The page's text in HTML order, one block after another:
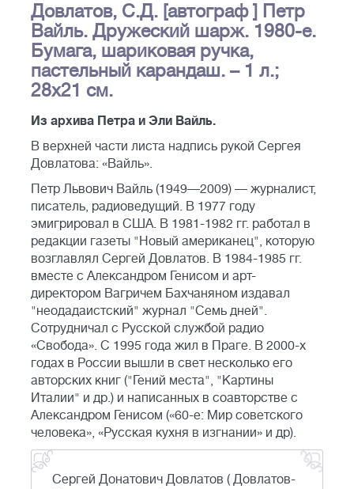
Довлатов, С.Д. [автограф ] Петр
Вайль. Дружеский шарж. 1980-е.
Бумага, шариковая ручка,
пастельный карандаш. – 1 л.;
28x21 см.
Из архива Петра и Эли Вайль.
В верхней части листа надпись рукой Сергея
Довлатова: «Вайль».
Петр Львович Вайль (1949—2009) — журналист,
писатель, радиоведущий. В 1977 году
эмигрировал в США. В 1981-1982 гг. работал в
редакции газеты "Новый американец", которую
возглавлял Сергей Довлатов. В 1984-1985 гг.
вместе с Александром Генисом и арт-
директором Вагричем Бахчаняном издавал
"неодадаистский" журнал "Семь дней".
Сотрудничал с Русской службой радио
«Свобода». С 1995 года жил в Праге. В 2000-х
годах в России вышли в свет несколько его
авторских книг ("Гений места", "Картины
Италии" и др.) и написанных в соавторстве с
Александром Генисом («60-е: Мир советского
человека», «Русская кухня в изгнании» и др).
Сергей Донатович Довлатов ( Довлатов-